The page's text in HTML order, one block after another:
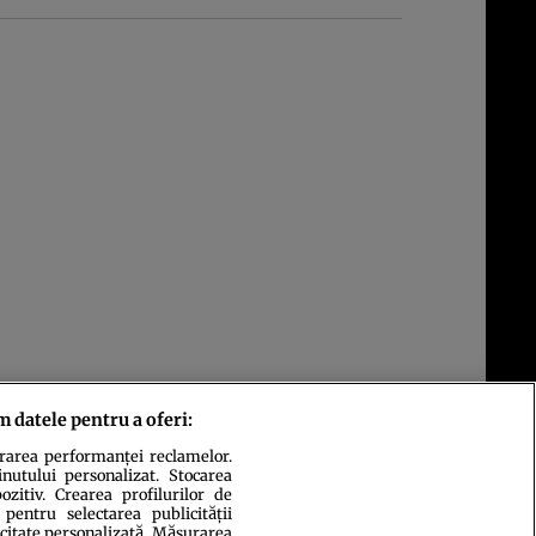
datele pentru a oferi:
performanței reclamelor.
personalizat. Stocarea
Crearea profilurilor de
selectarea publicității
personalizată. Măsurarea